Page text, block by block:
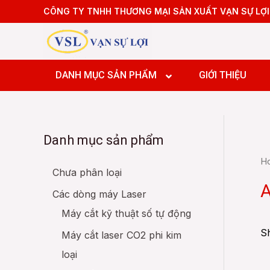
to
CÔNG TY TNHH THƯƠNG MẠI SẢN XUẤT VẠN SỰ LỢI
DANH MỤC SẢN PHẨM
Máy
Máy
Máy
GIỚI THIỆU
Máy
Máy
Danh mục sản phẩm
Chưa phân loại
Các dòng máy Laser
Máy cắt kỹ thuật số tự động
Máy cắt laser CO2 phi kim
loại